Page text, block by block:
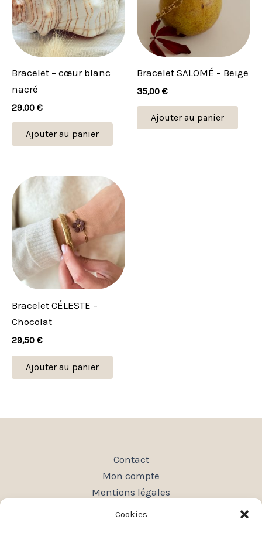
Cookies
Bracelet – cœur blanc
nacré
29,00 €
Ajouter au panier
Bracelet SALOMÉ – Beige
35,00 €
Ajouter au panier
Bracelet CÉLESTE –
Chocolat
29,50 €
Ajouter au panier
Contact
Mon compte
Mentions légales
Conditions générales de vente